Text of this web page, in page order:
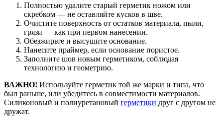
Полностью удалите старый герметик ножом или
скребком — не оставляйте кусков в шве.
Очистите поверхность от остатков материала, пыли,
грязи — как при первом нанесении.
Обезжирьте и высушите основание.
Нанесите праймер, если основание пористое.
Заполните шов новым герметиком, соблюдая
технологию и геометрию.
ВАЖНО! Используйте герметик той же марки и типа, что
был раньше, или убедитесь в совместимости материалов.
Силиконовый и полиуретановый герметики друг с другом не
дружат.